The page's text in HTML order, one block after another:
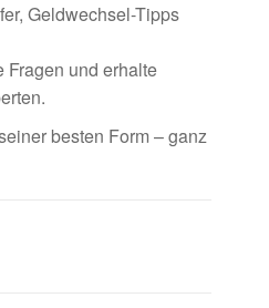
Geldwechsel-Tipps
Fragen und erhalte
besten Form – ganz